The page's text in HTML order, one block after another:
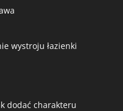
wystroju łazienki
dodać charakteru